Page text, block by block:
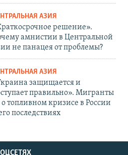
АЗИЯ
решение».
амнистии в Центральной
не панацея от проблемы?
АЗИЯ
защищается и
правильно». Мигранты
топливном кризисе в России
последствиях